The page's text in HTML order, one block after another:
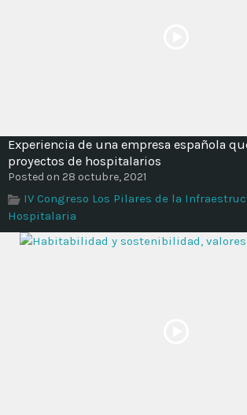
Experiencia de una empresa española
proyectos de hospitalarios
Posted on 28 octubre, 2021
IV Congreso Los Pilares de la
Hospitalaria